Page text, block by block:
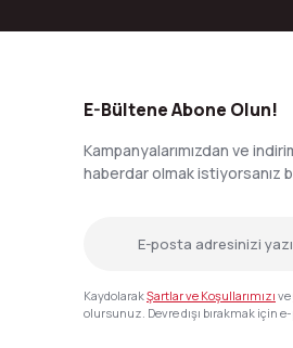
E-Bültene Abone Olun!
Kampanyalarımızdan ve
haberdar olmak istiyorsanız
KaydolarakŞartlar ve Koşullarımızı ve
olursunuz. Devre dışı bırakmak için